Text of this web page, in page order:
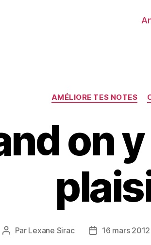
AMÉLIORE TES NOTES
on
Auteur
Par Lexane Sirac
Date16 mars 2012